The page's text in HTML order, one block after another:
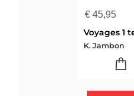
€45,95
K. Jambon